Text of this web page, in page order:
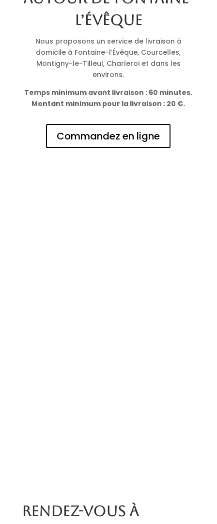
l’Évêque
Nous proposons un service de livraison à
domicile à Fontaine-l’Évêque, Courcelles,
Montigny-le-Tilleul, Charleroi et dans les
environs.
Temps minimum avant livraison : 60 minutes.
Montant minimum pour la livraison : 20 €.
Commandez en ligne
Rendez-vous à